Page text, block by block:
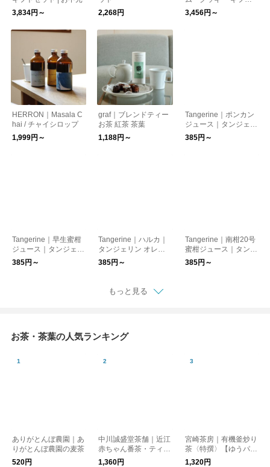
3,834円～
2,268円
セット | お中元
3,456円～
HERRON｜Masala C
hai / チャイシロップ
1,999円～
graf｜ブレンドティー
お茶 紅茶 茶葉
1,188円～
Tangerine｜ポンカン
ジュース｜タンジェリ
ン オレンジジュース
385円～
Tangerine｜早生蜜柑
ジュース｜タンジェリ
ン オレンジジュース
385円～
Tangerine｜ハルカ｜
タンジェリン オレン
ジジュース
385円～
Tangerine｜南柑20号
蜜柑ジュース｜タンジ
ェリン オレンジジュ
ース
385円～
もっと見る
お茶・茶葉の人気ランキング
ありがとんぼ農園｜あ
りがとんぼ農園の麦茶
520円
中川誠盛堂茶舗｜近江
赤ちゃん番茶・ティー
バッグ
1,360円
宮崎茶房｜有機釜炒り
茶〈特撰〉【ゆうパケ
ット対応】
1,320円